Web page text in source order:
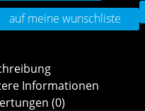
auf meine wunschliste
Informationen
(0)